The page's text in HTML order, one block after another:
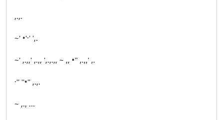
,.,.
~' •'·' ',.
~' ,.,,' ,.,, ',.,.,, ~ ,, •'' ,.,,' ,.
·'' ''•'' ,.,.
~ ,., ...